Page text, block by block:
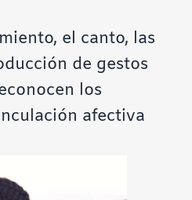
el canto, las
de gestos
los
afectiva